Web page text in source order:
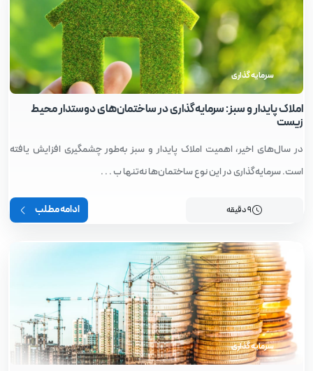
سرمایه گذاری
املاک پایدار و سبز: سرمایه‌گذاری در ساختمان‌های دوستدار محیط
زیست
در سال‌های اخیر، اهمیت املاک پایدار و سبز به‌طور چشمگیری افزایش یافته
است. سرمایه‌گذاری در این نوع ساختمان‌ها نه‌تنها ب . . .
9 دقیقه ادامه مطلب
سرمایه گذاری